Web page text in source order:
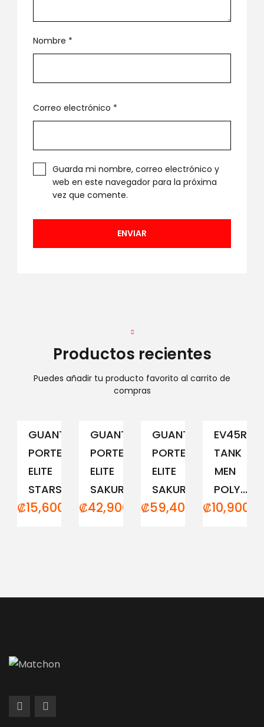
Nombre *
Correo electrónico *
Guarda mi nombre, correo electrónico y
web en este navegador para la próxima
vez que comente.
Productos recientes
Puedes añadir tu producto favorito al carrito de
compras
GUANTE
PORTERO
ELITE
STARS
₡15,600.00
GUANTE
PORTERO
ELITE
SAKURA...
₡42,900.00
GUANTE
PORTERO
ELITE
SAKURA...
₡59,400.00
TANK
MEN
POLY...
₡